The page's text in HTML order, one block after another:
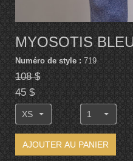
MYOSOTIS
Numéro de style :719
108 $
45 $
XS 1
AJOUTER AU PANIER